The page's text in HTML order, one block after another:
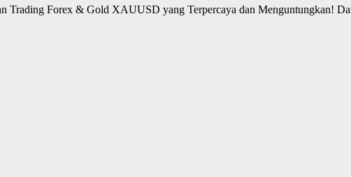
Trading Forex & Gold XAUUSD yang Terpercaya dan Menguntungkan!